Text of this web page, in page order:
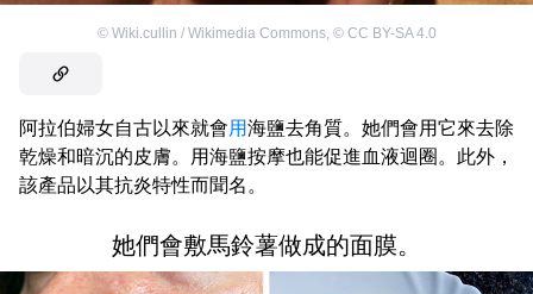
© Wiki.cullin / Wikimedia Commons, © CC BY-SA 4.0
阿拉伯婦女自古以來就會用海鹽去角質。她們會用它來去除
乾燥和暗沉的皮膚。用海鹽按摩也能促進血液迴圈。此外，
該產品以其抗炎特性而聞名。
她們會敷馬鈴薯做成的面膜。